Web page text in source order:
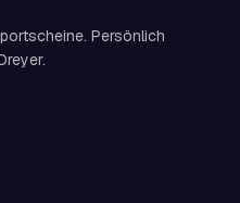
Persönlich